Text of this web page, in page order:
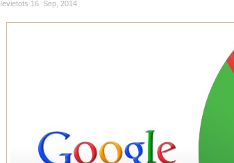
Ievietots 16. Sep, 2014